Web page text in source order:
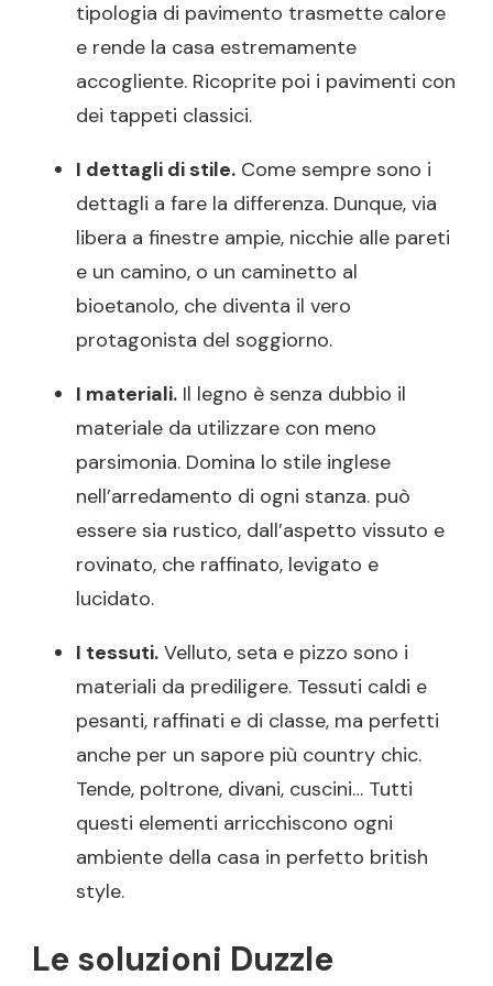
tipologia di pavimento trasmette calore
e rende la casa estremamente
accogliente. Ricoprite poi i pavimenti con
dei tappeti classici.
I dettagli di stile. Come sempre sono i
dettagli a fare la differenza. Dunque, via
libera a finestre ampie, nicchie alle pareti
e un camino, o un caminetto al
bioetanolo, che diventa il vero
protagonista del soggiorno.
I materiali. Il legno è senza dubbio il
materiale da utilizzare con meno
parsimonia. Domina lo stile inglese
nell’arredamento di ogni stanza. può
essere sia rustico, dall’aspetto vissuto e
rovinato, che raffinato, levigato e
lucidato.
I tessuti. Velluto, seta e pizzo sono i
materiali da prediligere. Tessuti caldi e
pesanti, raffinati e di classe, ma perfetti
anche per un sapore più country chic.
Tende, poltrone, divani, cuscini… Tutti
questi elementi arricchiscono ogni
ambiente della casa in perfetto british
style.
Le soluzioni Duzzle